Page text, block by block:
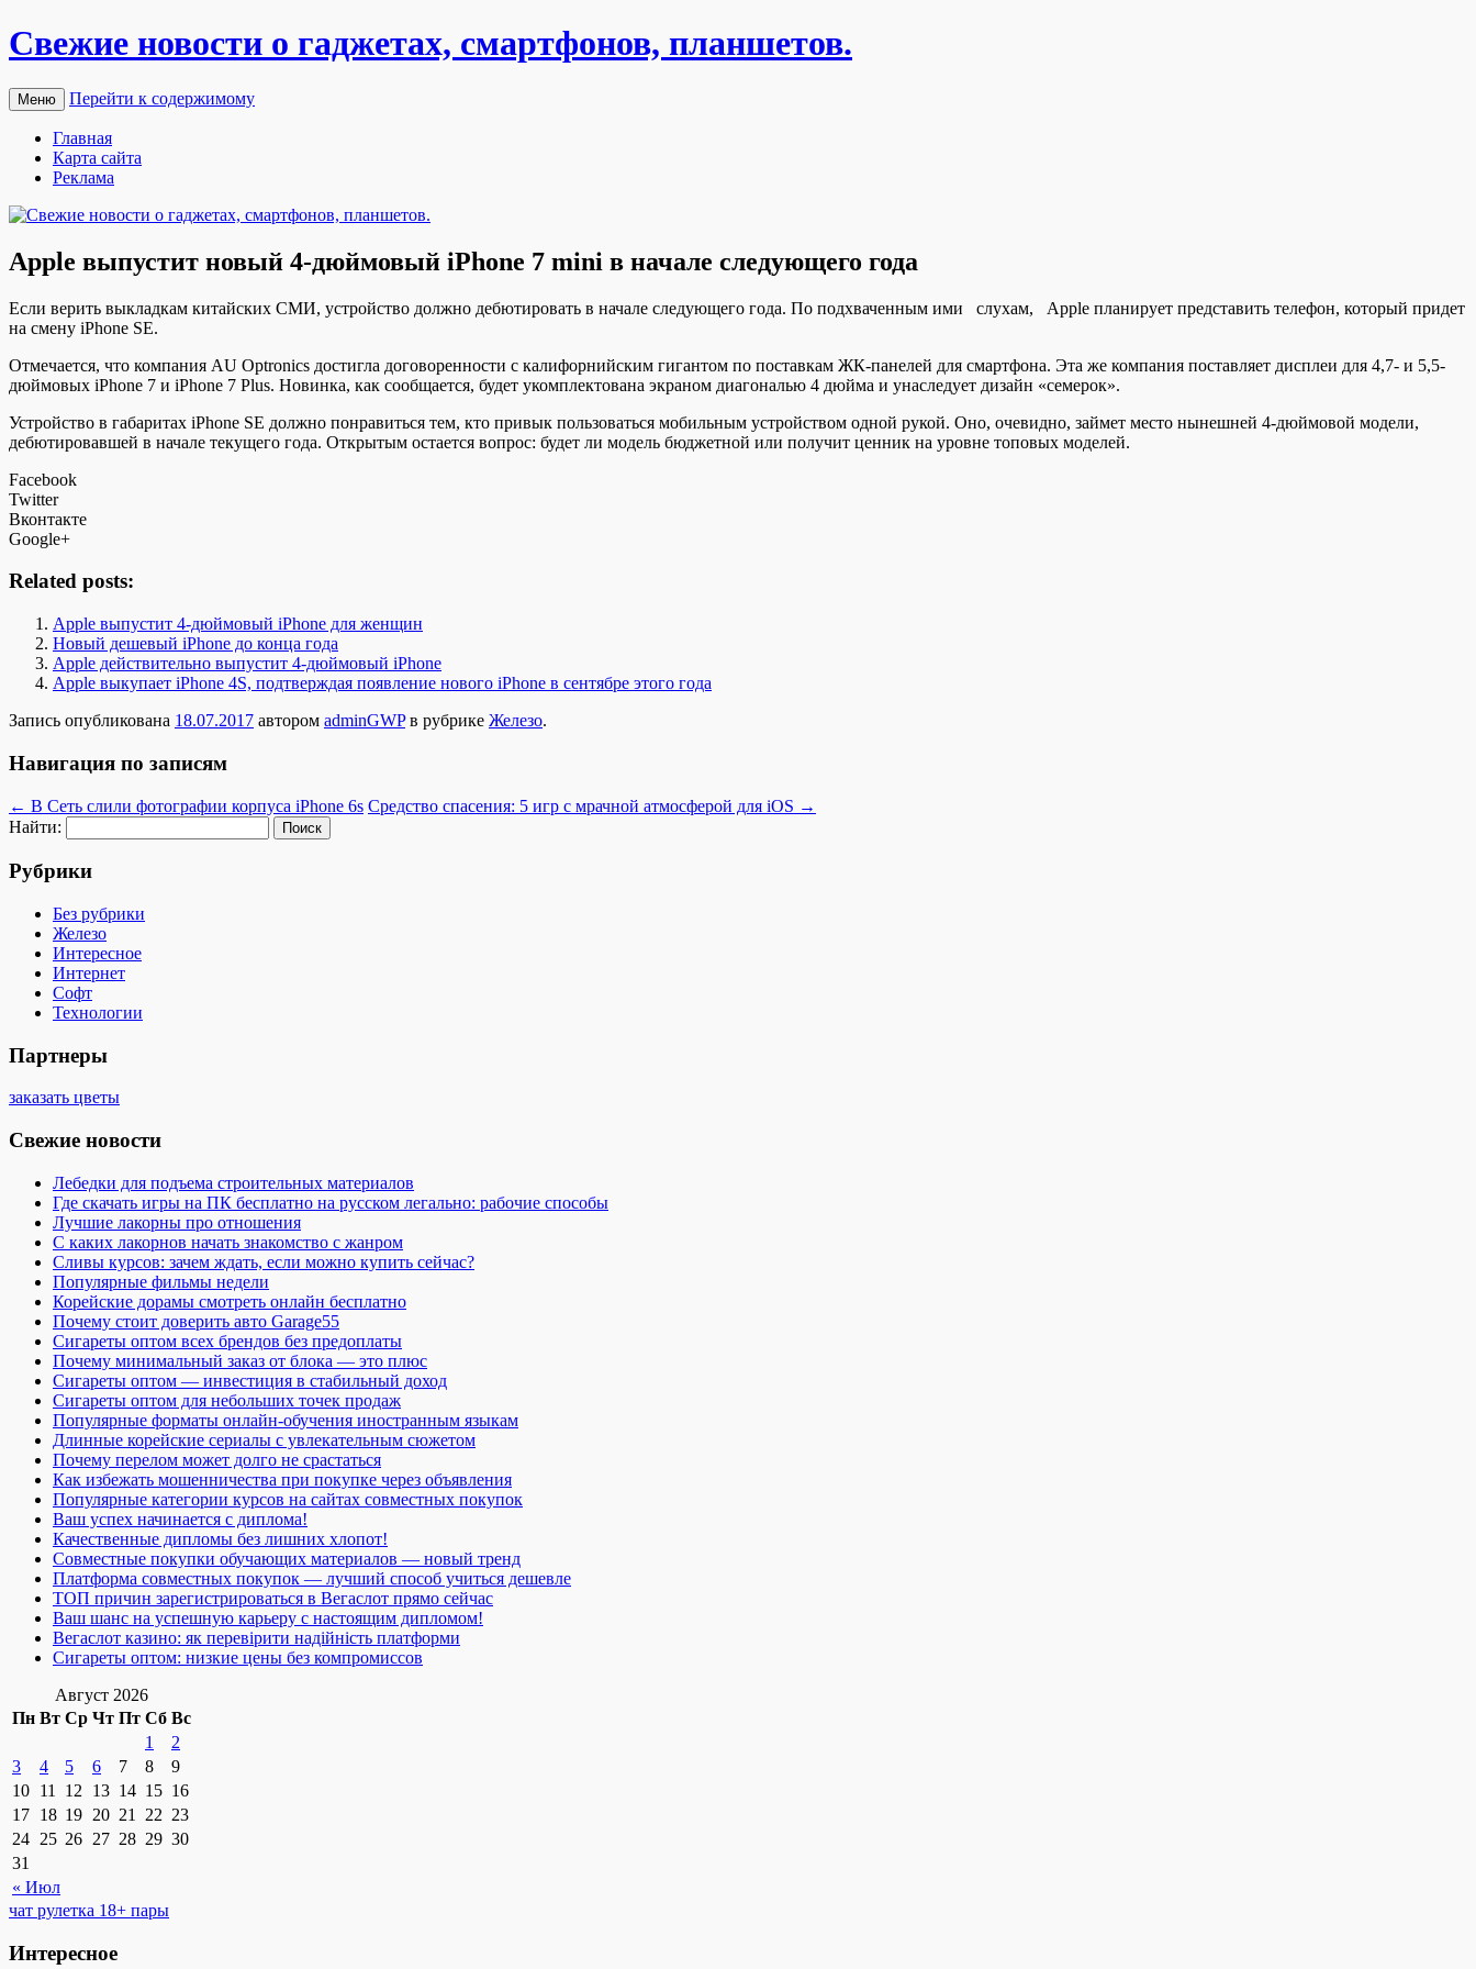
Свежие новости о гаджетах, смартфонов, планшетов.
Меню Перейти к содержимому
Главная
Карта сайта
Реклама
Apple выпустит новый 4-дюймовый iPhone 7 mini в начале следующего года
Eсли верить выкладкам китайских СМИ, устройство должно дебютировать в начале следующего года. По подхваченным ими слухам, Apple планирует представить телефон, который придет
на смену iPhone SE.
Отмечается, что компания AU Optronics достигла договоренности с калифорнийским гигантом по поставкам ЖК-панелей для смартфона. Эта же компания поставляет дисплеи для 4,7- и 5,5-
дюймовых iPhone 7 и iPhone 7 Plus. Новинка, как сообщается, будет укомплектована экраном диагональю 4 дюйма и унаследует дизайн «семерок».
Устройство в габаритах iPhone SE должно понравиться тем, кто привык пользоваться мобильным устройством одной рукой. Оно, очевидно, займет место нынешней 4-дюймовой модели,
дебютировавшей в начале текущего года. Открытым остается вопрос: будет ли модель бюджетной или получит ценник на уровне топовых моделей.
Facebook
Twitter
Вконтакте
Google+
Related posts:
Apple выпустит 4-дюймовый iPhone для женщин
Новый дешевый iPhone до конца года
Apple действительно выпустит 4-дюймовый iPhone
Apple выкупает iPhone 4S, подтверждая появление нового iPhone в сентябре этого года
Запись опубликована 18.07.2017 автором adminGWPв рубрике Железо.
Навигация по записям
← В Сеть слили фотографии корпуса iPhone 6s Средство спасения: 5 игр с мрачной атмосферой для iOS →
Найти:
Рубрики
Без рубрики
Железо
Интересное
Интернет
Софт
Технологии
Партнеры
заказать цветы
Свежие новости
Лебедки для подъема строительных материалов
Где скачать игры на ПК бесплатно на русском легально: рабочие способы
Лучшие лакорны про отношения
С каких лакорнов начать знакомство с жанром
Сливы курсов: зачем ждать, если можно купить сейчас?
Популярные фильмы недели
Корейские дорамы смотреть онлайн бесплатно
Почему стоит доверить авто Garage55
Сигареты оптом всех брендов без предоплаты
Почему минимальный заказ от блока — это плюс
Сигареты оптом — инвестиция в стабильный доход
Сигареты оптом для небольших точек продаж
Популярные форматы онлайн-обучения иностранным языкам
Длинные корейские сериалы с увлекательным сюжетом
Почему перелом может долго не срастаться
Как избежать мошенничества при покупке через объявления
Популярные категории курсов на сайтах совместных покупок
Ваш успех начинается с диплома!
Качественные дипломы без лишних хлопот!
Совместные покупки обучающих материалов — новый тренд
Платформа совместных покупок — лучший способ учиться дешевле
ТОП причин зарегистрироваться в Вегаслот прямо сейчас
Ваш шанс на успешную карьеру с настоящим дипломом!
Вегаслот казино: як перевірити надійність платформи
Сигареты оптом: низкие цены без компромиссов
Август 2026
Пн Вт Ср Чт Пт Сб Вс
« Июл
1
2
3
4 5 6 7 8
9
10 11 12 13 14 15 16
17 18 19 20 21 22 23
24 25 26 27 28 29 30
31
чат рулетка 18+ пары
Интересное